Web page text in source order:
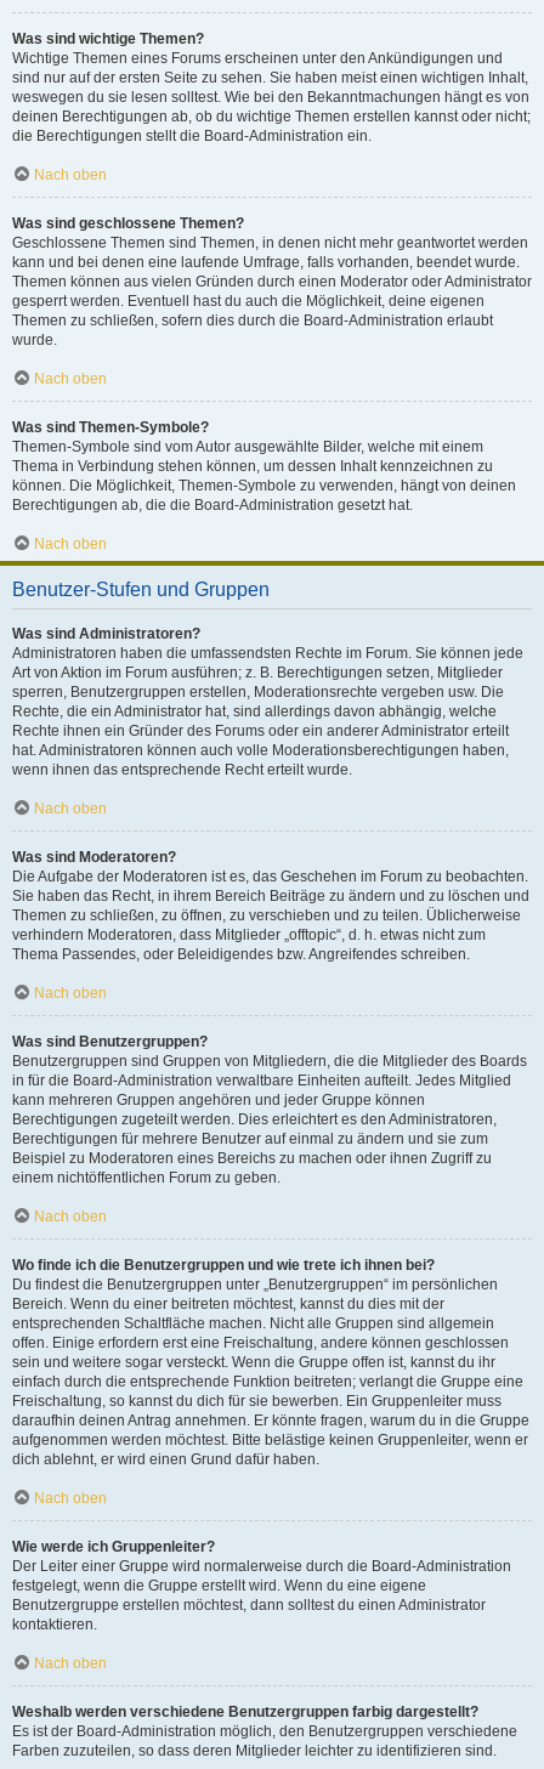
Was sind wichtige Themen?
Wichtige Themen eines Forums erscheinen unter den Ankündigungen und
sind nur auf der ersten Seite zu sehen. Sie haben meist einen wichtigen Inhalt,
weswegen du sie lesen solltest. Wie bei den Bekanntmachungen hängt es von
deinen Berechtigungen ab, ob du wichtige Themen erstellen kannst oder nicht;
die Berechtigungen stellt die Board-Administration ein.
Nach oben
Was sind geschlossene Themen?
Geschlossene Themen sind Themen, in denen nicht mehr geantwortet werden
kann und bei denen eine laufende Umfrage, falls vorhanden, beendet wurde.
Themen können aus vielen Gründen durch einen Moderator oder Administrator
gesperrt werden. Eventuell hast du auch die Möglichkeit, deine eigenen
Themen zu schließen, sofern dies durch die Board-Administration erlaubt
wurde.
Nach oben
Was sind Themen-Symbole?
Themen-Symbole sind vom Autor ausgewählte Bilder, welche mit einem
Thema in Verbindung stehen können, um dessen Inhalt kennzeichnen zu
können. Die Möglichkeit, Themen-Symbole zu verwenden, hängt von deinen
Berechtigungen ab, die die Board-Administration gesetzt hat.
Nach oben
Benutzer-Stufen und Gruppen
Was sind Administratoren?
Administratoren haben die umfassendsten Rechte im Forum. Sie können jede
Art von Aktion im Forum ausführen; z. B. Berechtigungen setzen, Mitglieder
sperren, Benutzergruppen erstellen, Moderationsrechte vergeben usw. Die
Rechte, die ein Administrator hat, sind allerdings davon abhängig, welche
Rechte ihnen ein Gründer des Forums oder ein anderer Administrator erteilt
hat. Administratoren können auch volle Moderationsberechtigungen haben,
wenn ihnen das entsprechende Recht erteilt wurde.
Nach oben
Was sind Moderatoren?
Die Aufgabe der Moderatoren ist es, das Geschehen im Forum zu beobachten.
Sie haben das Recht, in ihrem Bereich Beiträge zu ändern und zu löschen und
Themen zu schließen, zu öffnen, zu verschieben und zu teilen. Üblicherweise
verhindern Moderatoren, dass Mitglieder „offtopic“, d. h. etwas nicht zum
Thema Passendes, oder Beleidigendes bzw. Angreifendes schreiben.
Nach oben
Was sind Benutzergruppen?
Benutzergruppen sind Gruppen von Mitgliedern, die die Mitglieder des Boards
in für die Board-Administration verwaltbare Einheiten aufteilt. Jedes Mitglied
kann mehreren Gruppen angehören und jeder Gruppe können
Berechtigungen zugeteilt werden. Dies erleichtert es den Administratoren,
Berechtigungen für mehrere Benutzer auf einmal zu ändern und sie zum
Beispiel zu Moderatoren eines Bereichs zu machen oder ihnen Zugriff zu
einem nichtöffentlichen Forum zu geben.
Nach oben
Wo finde ich die Benutzergruppen und wie trete ich ihnen bei?
Du findest die Benutzergruppen unter „Benutzergruppen“ im persönlichen
Bereich. Wenn du einer beitreten möchtest, kannst du dies mit der
entsprechenden Schaltfläche machen. Nicht alle Gruppen sind allgemein
offen. Einige erfordern erst eine Freischaltung, andere können geschlossen
sein und weitere sogar versteckt. Wenn die Gruppe offen ist, kannst du ihr
einfach durch die entsprechende Funktion beitreten; verlangt die Gruppe eine
Freischaltung, so kannst du dich für sie bewerben. Ein Gruppenleiter muss
daraufhin deinen Antrag annehmen. Er könnte fragen, warum du in die Gruppe
aufgenommen werden möchtest. Bitte belästige keinen Gruppenleiter, wenn er
dich ablehnt, er wird einen Grund dafür haben.
Nach oben
Wie werde ich Gruppenleiter?
Der Leiter einer Gruppe wird normalerweise durch die Board-Administration
festgelegt, wenn die Gruppe erstellt wird. Wenn du eine eigene
Benutzergruppe erstellen möchtest, dann solltest du einen Administrator
kontaktieren.
Nach oben
Weshalb werden verschiedene Benutzergruppen farbig dargestellt?
Es ist der Board-Administration möglich, den Benutzergruppen verschiedene
Farben zuzuteilen, so dass deren Mitglieder leichter zu identifizieren sind.